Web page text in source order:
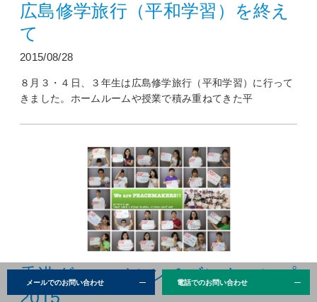
メールでのお問い合わせ 電話でのお問い合わせ
広島修学旅行（平和学習）を終え
て
2015/08/28
８月３・４日、３年生は広島修学旅行（平和学習）に行って
きました。ホームルームや授業で積み重ねてきた平
香港グローバルシチズンキャンプ
2015